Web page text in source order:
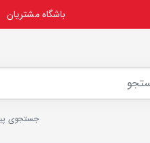
باشگاه مشتریان
جستجوی